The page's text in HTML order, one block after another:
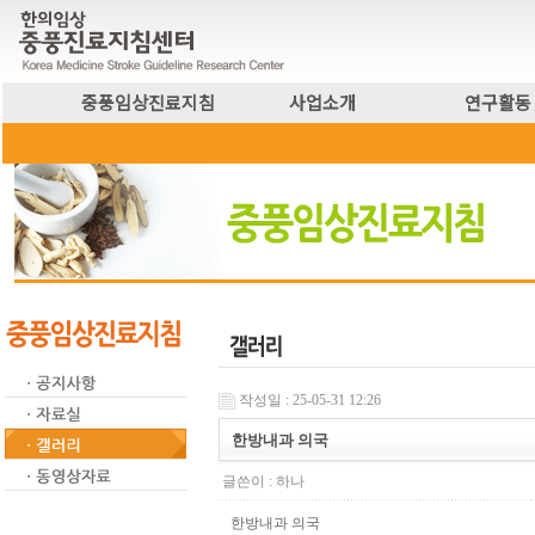
중풍임상진료지침 사업소개 연구활동
작성일 : 25-05-31 12:26
한방내과 의국
글쓴이 : 하나
한방내과 의국